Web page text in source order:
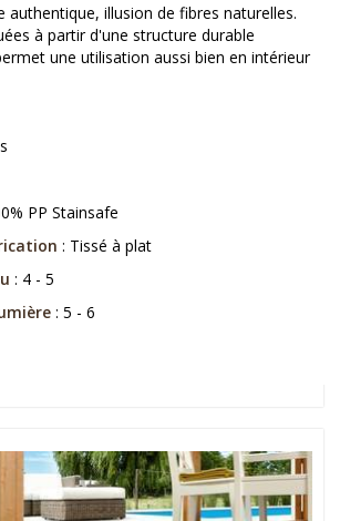
authentique, illusion de fibres naturelles.
à partir d'une structure durable
une utilisation aussi bien en intérieur
PP Stainsafe
: Tissé à plat
: 4 - 5
: 5 - 6